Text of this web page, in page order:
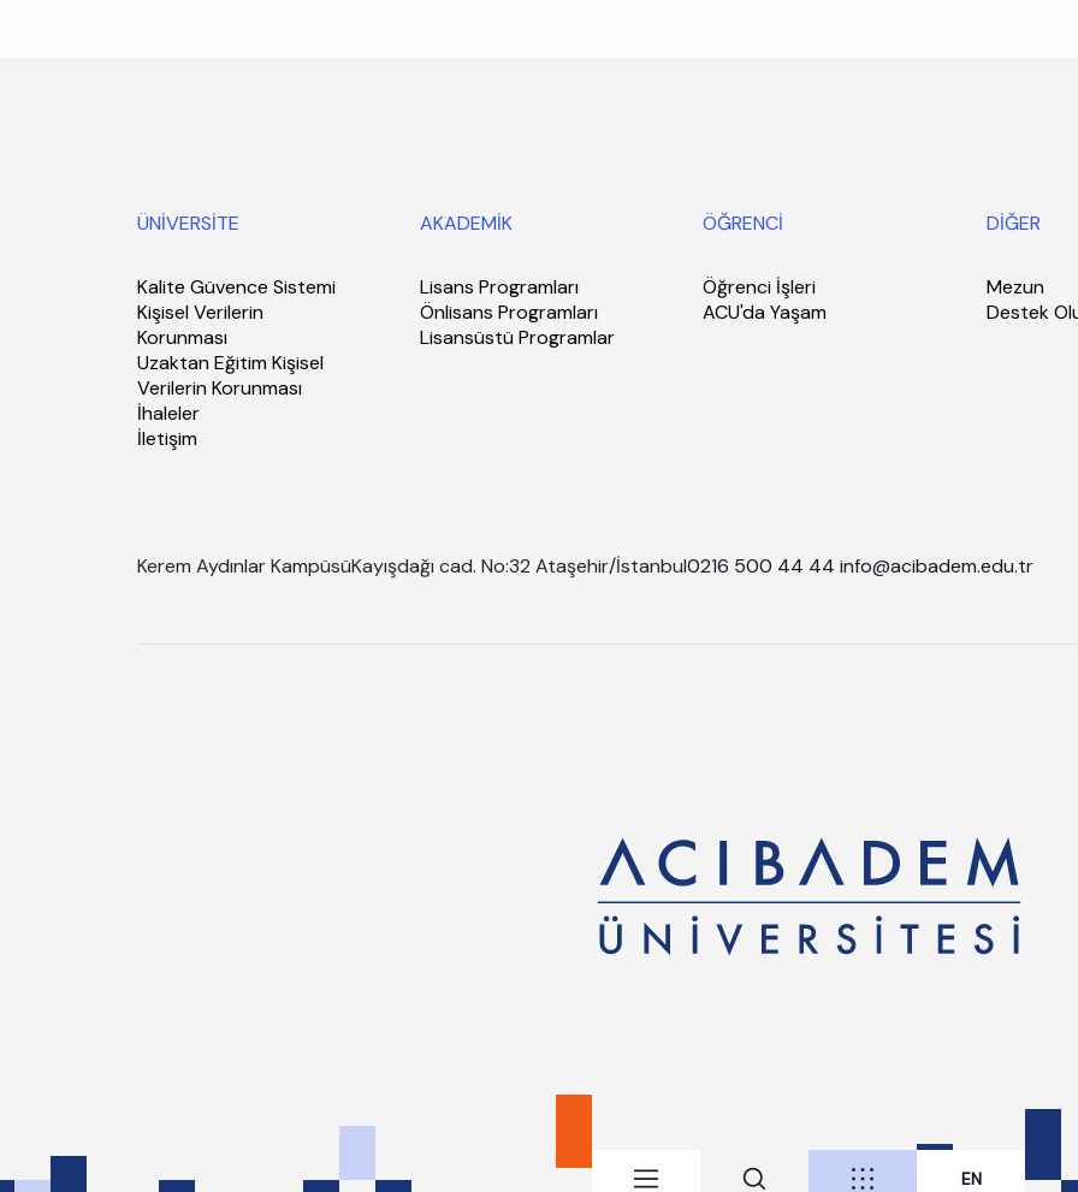
ÜNİVERSİTE
Kalite Güvence Sistemi
Kişisel Verilerin
Korunması
Uzaktan Eğitim Kişisel
Verilerin Korunması
İhaleler
İletişim
AKADEMİK
Lisans Programları
Önlisans Programları
Lisansüstü Programlar
ÖĞRENCİ
Öğrenci İşleri
ACU'da Yaşam
DİĞER
Mezun
Destek
Kerem Aydınlar KampüsüKayışdağı cad. No:32 Ataşehir/İstanbul0216 500 44 44 info@acibadem.edu.tr